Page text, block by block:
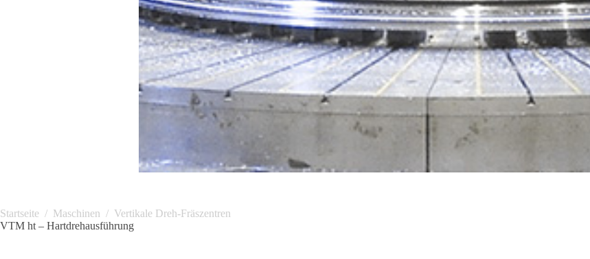
Startseite / Maschinen / Vertikale Dreh-Fräszentren
VTM ht – Hartdrehausführung